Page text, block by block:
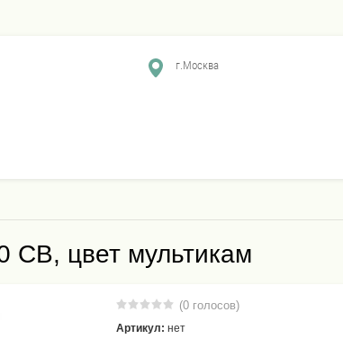
г.Москва
CB, цвет мультикам
(0 голосов)
Артикул: нет